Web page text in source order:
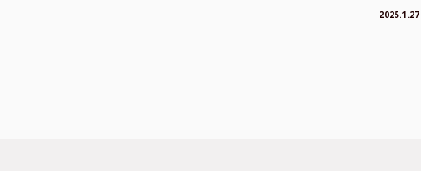
2025.1.27